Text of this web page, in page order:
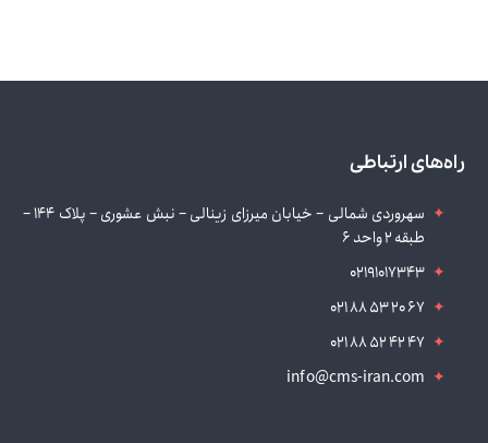
راه‌های ارتباطی
سهروردی شمالی – خیابان میرزای زینالی – نبش عشوری – پلاک 144 –
طبقه 2 واحد 6
02191017343
021 88 53 20 67
021 88 52 42 47
info@cms-iran.com